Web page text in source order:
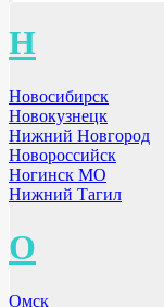
Н
Новосибирск
Новокузнецк
Нижний Новгород
Новороссийск
Ногинск МО
Нижний Тагил
О
Омск